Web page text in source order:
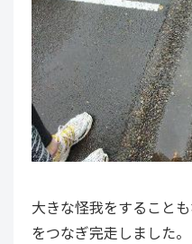
大きな怪我をすること
をつなぎ完走しました。